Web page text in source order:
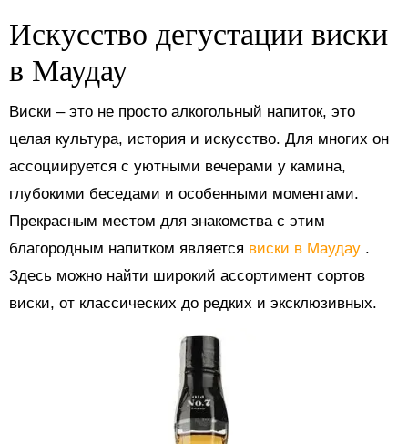
Искусство дегустации виски
в Маудау
Виски – это не просто алкогольный напиток, это
целая культура, история и искусство. Для многих он
ассоциируется с уютными вечерами у камина,
глубокими беседами и особенными моментами.
Прекрасным местом для знакомства с этим
благородным напитком является виски в Маудау .
Здесь можно найти широкий ассортимент сортов
виски, от классических до редких и эксклюзивных.